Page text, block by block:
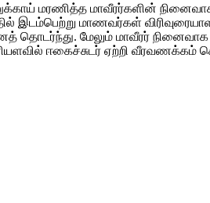
மரணித்த மாவீரர்களின்
இடம்பெற்று மாணவர்கள்
மேலும் மாவீரர் நினைவாக
ஈகைச்சுடர் ஏற்றி வீரவணக்கம்